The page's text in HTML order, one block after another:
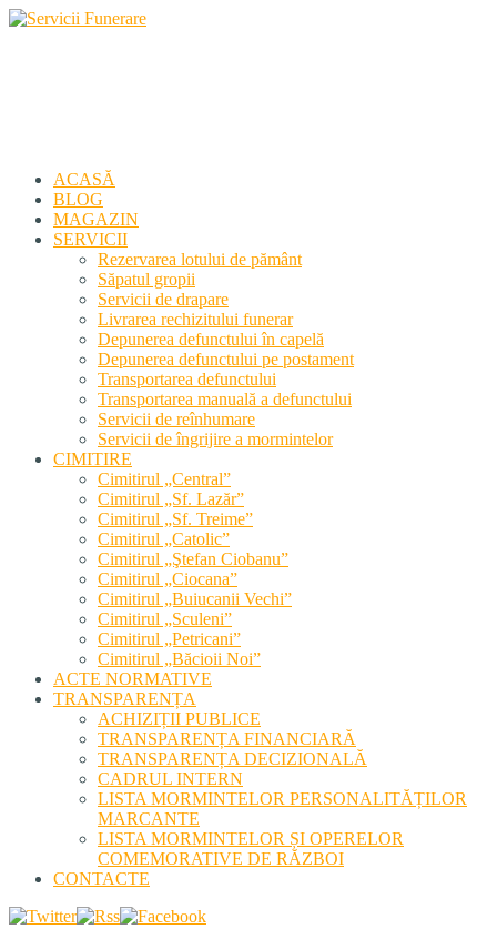
ACASĂ
BLOG
MAGAZIN
SERVICII
Rezervarea lotului de pământ
Săpatul gropii
Servicii de drapare
Livrarea rechizitului funerar
Depunerea defunctului în capelă
Depunerea defunctului pe postament
Transportarea defunctului
Transportarea manuală a defunctului
Servicii de reînhumare
Servicii de îngrijire a mormintelor
CIMITIRE
Cimitirul „Central”
Cimitirul „Sf. Lazăr”
Cimitirul „Sf. Treime”
Cimitirul „Catolic”
Cimitirul „Ştefan Ciobanu”
Cimitirul „Ciocana”
Cimitirul „Buiucanii Vechi”
Cimitirul „Sculeni”
Cimitirul „Petricani”
Cimitirul „Băcioii Noi”
ACTE NORMATIVE
TRANSPARENȚA
ACHIZIȚII PUBLICE
TRANSPARENȚA FINANCIARĂ
TRANSPARENȚA DECIZIONALĂ
CADRUL INTERN
LISTA MORMINTELOR PERSONALITĂȚILOR
MARCANTE
LISTA MORMINTELOR ȘI OPERELOR
COMEMORATIVE DE RĂZBOI
CONTACTE